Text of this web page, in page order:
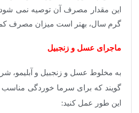
این مقدار مصرف آن توصیه نمی
گرم سال، بهتر است میزان مصرف
ماجرای عسل و زنجبیل
به مخلوط عسل و زنجبیل و آبلیمو،
گویند که برای سرما خوردگی مناسب
این طور عمل کنید: